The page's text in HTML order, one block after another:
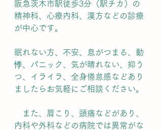
阪急茨木市駅徒歩3分（駅チカ）の
精神科、心療内科、漢方などの診療
が中心です。
眠れない方、不安、息がつまる、動
悸、パニック、気が晴れない、抑う
つ、イライラ、全身倦怠感などあり
ましたらお気軽にご相談ください。
また、肩こり、頭痛などがあり、
内科や外科などの病院では異常がな